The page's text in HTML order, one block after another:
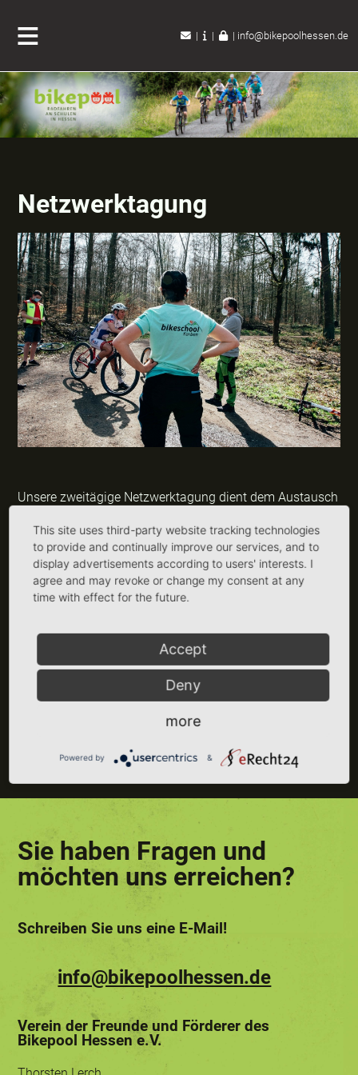
| | | info@bikepoolhessen.de
Netzwerktagung
Unsere zweitägige Netzwerktagung dient dem Austausch
Lehrkräfte der Bikeschools. Thematisiert wird die
Umsetzung der Bikeschool an den verschiedenen
Standorten in Hessen. Dazu gibt es Informationen zu
aktuellen Entwicklungen im Radfahren und im
Outdoor Erste Hilfe, ergänzen die Veranstaltung.
Mit dieser Veranstaltung möchten wir die Verbindung der
Bikeschools untereinander in Hessen herstellen und
Möglichkeiten weiterer Kooperationen schaffen.
Sie haben Fragen und
möchten uns erreichen?
Schreiben Sie uns eine E-Mail!
info@bikepoolhessen.de
Verein der Freunde und Förderer des
Bikepool Hessen e.V.
This site uses third-party website tracking technologies
to provide and continually improve our services, and to
display advertisements according to users' interests. I
agree and may revoke or change my consent at any
time with effect for the future.
Accept
Deny
more
Powered by &